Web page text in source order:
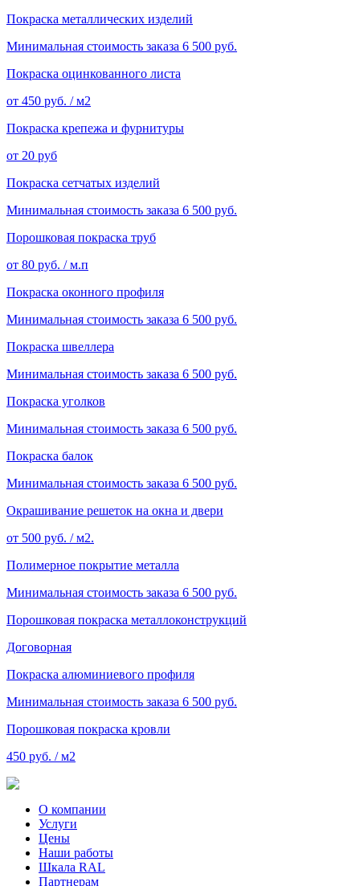
Покраска металлических изделий
Минимальная стоимость заказа 6 500 руб.
Покраска оцинкованного листа
от 450 руб. / м2
Покраска крепежа и фурнитуры
от 20 руб
Покраска сетчатых изделий
Минимальная стоимость заказа 6 500 руб.
Порошковая покраска труб
от 80 руб. / м.п
Покраска оконного профиля
Минимальная стоимость заказа 6 500 руб.
Покраска швеллера
Минимальная стоимость заказа 6 500 руб.
Покраска уголков
Минимальная стоимость заказа 6 500 руб.
Покраска балок
Минимальная стоимость заказа 6 500 руб.
Окрашивание решеток на окна и двери
от 500 руб. / м2.
Полимерное покрытие металла
Минимальная стоимость заказа 6 500 руб.
Порошковая покраска металлоконструкций
Договорная
Покраска алюминиевого профиля
Минимальная стоимость заказа 6 500 руб.
Порошковая покраска кровли
450 руб. / м2
О компании
Услуги
Цены
Наши работы
Шкала RAL
Партнерам